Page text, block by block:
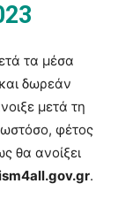
τα μέσα
δωρεάν
μετά τη
ωστόσο, φέτος
θα ανοίξει
.